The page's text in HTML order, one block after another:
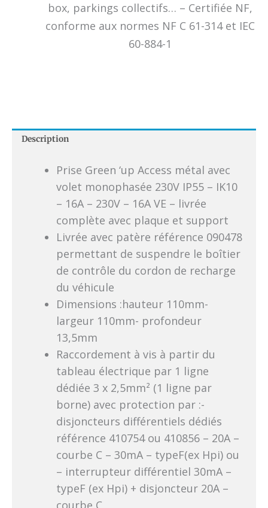
box, parkings collectifs… – Certifiée NF,
conforme aux normes NF C 61-314 et IEC
60-884-1
Description
Prise Green ‘up Access métal avec
volet monophasée 230V IP55 – IK10
– 16A – 230V – 16A VE – livrée
complète avec plaque et support
Livrée avec patère référence 090478
permettant de suspendre le boîtier
de contrôle du cordon de recharge
du véhicule
Dimensions :hauteur 110mm-
largeur 110mm- profondeur
13,5mm
Raccordement à vis à partir du
tableau électrique par 1 ligne
dédiée 3 x 2,5mm² (1 ligne par
borne) avec protection par :-
disjoncteurs différentiels dédiés
référence 410754 ou 410856 – 20A –
courbe C – 30mA – typeF(ex Hpi) ou
– interrupteur différentiel 30mA –
typeF (ex Hpi) + disjoncteur 20A –
courbe C